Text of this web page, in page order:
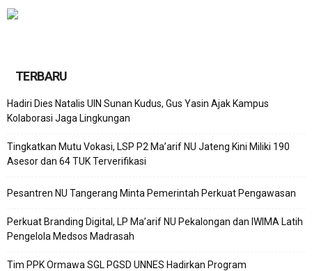
TERBARU
Hadiri Dies Natalis UIN Sunan Kudus, Gus Yasin Ajak Kampus
Kolaborasi Jaga Lingkungan
Tingkatkan Mutu Vokasi, LSP P2 Ma’arif NU Jateng Kini Miliki 190
Asesor dan 64 TUK Terverifikasi
Pesantren NU Tangerang Minta Pemerintah Perkuat Pengawasan
Perkuat Branding Digital, LP Ma’arif NU Pekalongan dan IWIMA Latih
Pengelola Medsos Madrasah
Tim PPK Ormawa SGL PGSD UNNES Hadirkan Program